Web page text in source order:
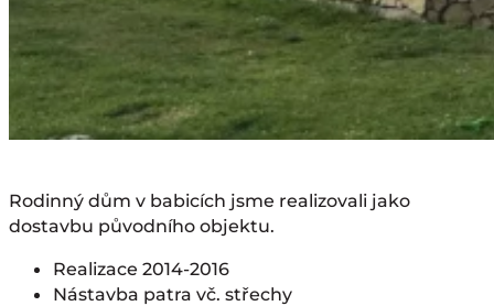
Rodinný dům v babicích jsme realizovali jako
dostavbu původního objektu.
Realizace 2014-2016
Nástavba patra vč. střechy